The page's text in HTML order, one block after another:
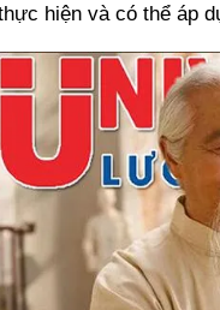
hiện và có thể áp